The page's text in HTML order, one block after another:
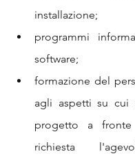
installazione;
programmi
software;
formazione del
agli aspetti su cui
progetto a
richiesta